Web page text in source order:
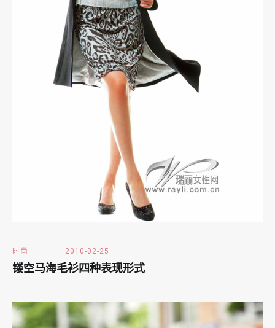
时尚 2010-02-25
镂空马海毛衫四种表现形式